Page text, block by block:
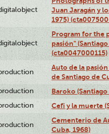
Juan Jaragán y
1975)
Program for the
pasión"
(cta0047000115)
Auto de la
de Santiago de
Baroko
Cefi y la muerte
Cementerio de
Cuba, 1968)